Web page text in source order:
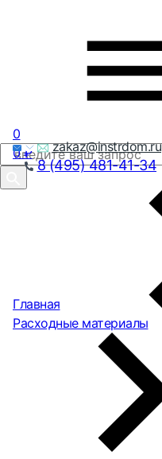
zakaz@instrdom.ru
8 (495) 481-41-34
0
0₽
Главная
Расходные материалы